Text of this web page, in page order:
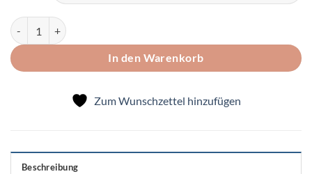
Schlüsselringe Menge
In den Warenkorb
Zum Wunschzettel hinzufügen
Beschreibung